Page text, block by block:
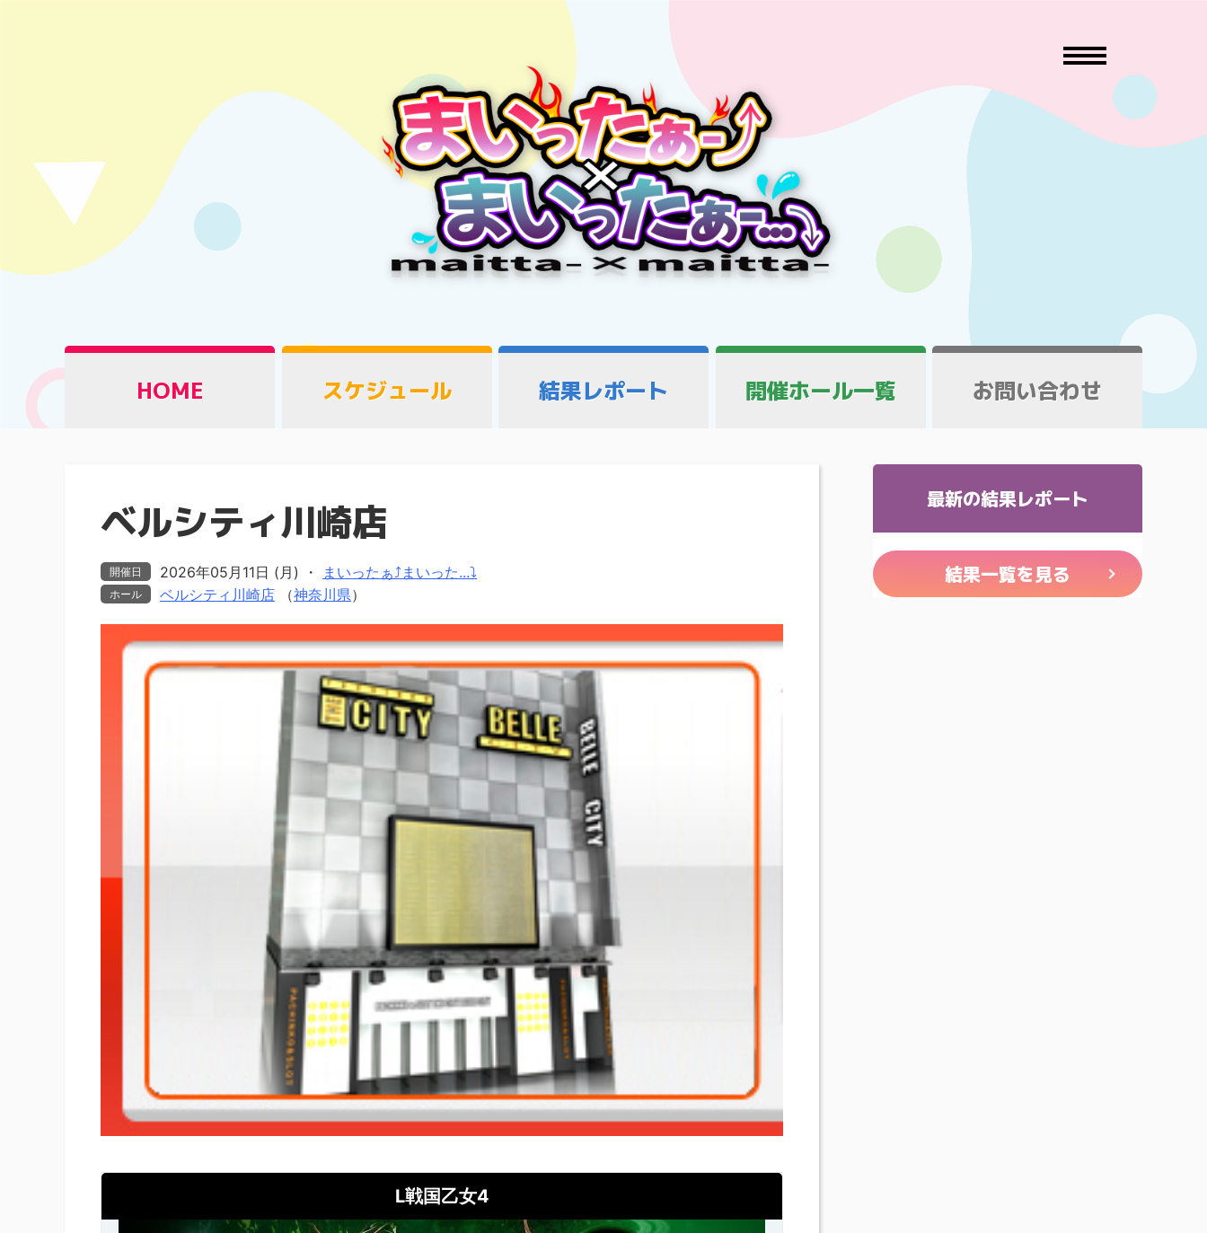
HOME スケジュール 結果レポート 開催ホール一覧 お問い合わせ
ベルシティ川崎店
開催日 2026年05月11日 (月) ・ まいったぁ⤴まいった...⤵
ホール ベルシティ川崎店 （神奈川県）
L戦国乙女4
最新の結果レポート
結果一覧を見る